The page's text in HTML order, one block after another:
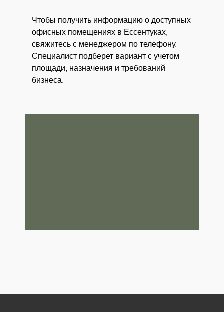
Чтобы получить информацию о доступных
офисных помещениях в Ессентуках,
свяжитесь с менеджером по телефону.
Специалист подберет вариант с учетом
площади, назначения и требований
бизнеса.